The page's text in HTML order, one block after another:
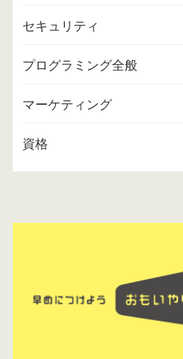
セキュリティ
プログラミング全般
マーケティング
資格